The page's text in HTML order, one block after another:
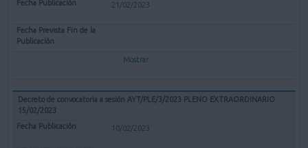
21/02/2023
Mostrar
Decreto de convocatoria a sesión AYT/PLE/3/2023 PLENO EXTRAORDINARIO
15/02/2023
10/02/2023